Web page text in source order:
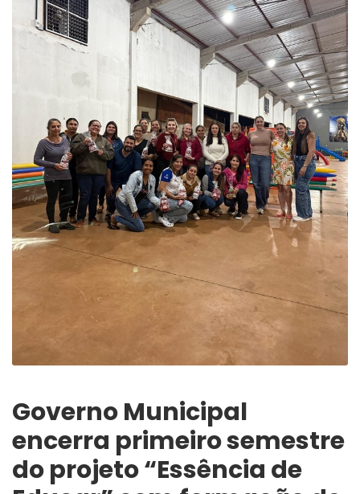
Governo Municipal
encerra primeiro semestre
do projeto “Essência de